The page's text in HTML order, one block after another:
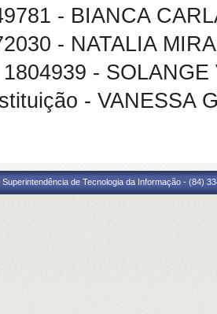
- BIANCA
- NATALIA
-
- VANESSA
Superintendência de Tecnologia da Informação - (84)